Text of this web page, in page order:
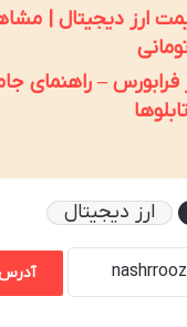
ارز دیجیتال |
فرابورس – راهنمای
ارز دیجیتال